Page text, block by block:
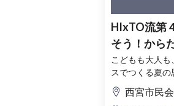
HIxTO流第
そう！から
プ！
こどもも大人
スでつくる夏の
西宮市民